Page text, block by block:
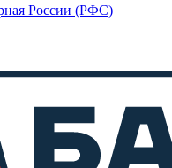
России (РФС)